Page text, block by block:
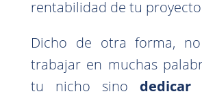
rentabilidad de tu
Dicho de otra forma,
trabajar en muchas
tu nicho sino